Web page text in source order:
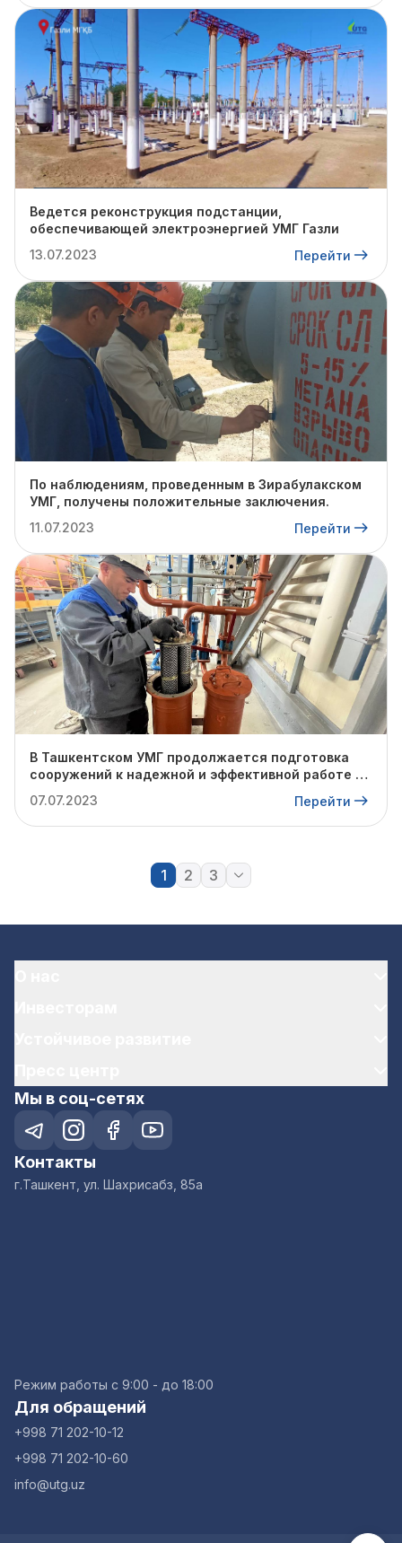
Ведется реконструкция подстанции,
обеспечивающей электроэнергией УМГ Газли
13.07.2023
Перейти
По наблюдениям, проведенным в Зирабулакском
УМГ, получены положительные заключения.
11.07.2023
Перейти
В Ташкентском УМГ продолжается подготовка
сооружений к надежной и эффективной работе в
07.07.2023 Перейти
1 2 3
Мы в соц-сетях
Контакты
г.Ташкент, ул. Шахрисабз, 85а
Режим работы с 9:00 - до 18:00
Для обращений
+998 71 202-10-12
+998 71 202-10-60
info@utg.uz